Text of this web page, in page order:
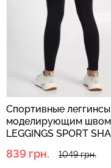
Спортивные
моделирующим швом
LEGGINGS SPORT
839 грн. 1049 грн.
Бесшовные трусы
хипстеры HIPSTER
(бежевый) Giulia